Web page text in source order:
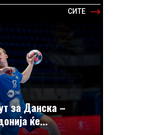
СИТЕ
за Данска –
ќе...